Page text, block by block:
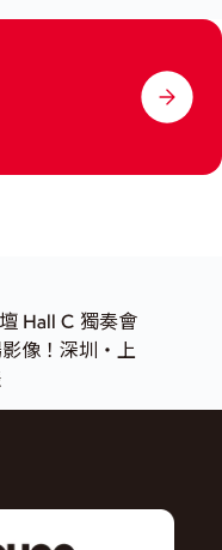
Hall C 獨奏會
像！深圳・上